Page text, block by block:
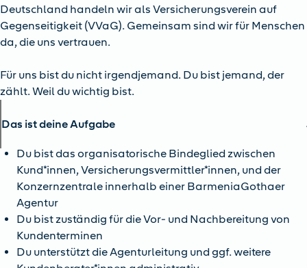
Deutschland handeln wir als Versicherungsverein auf
Gegenseitigkeit (VVaG). Gemeinsam sind wir für Menschen
da, die uns vertrauen.
Für uns bist du nicht irgendjemand. Du bist jemand, der
zählt. Weil du wichtig bist.
Das ist deine Aufgabe
Du bist das organisatorische Bindeglied zwischen
Kund*innen, Versicherungsvermittler*innen, und der
Konzernzentrale innerhalb einer BarmeniaGothaer
Agentur
Du bist zuständig für die Vor- und Nachbereitung von
Kundenterminen
Du unterstützt die Agenturleitung und ggf. weitere